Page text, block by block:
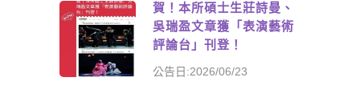
賀！本所碩士生莊詩曼、
吳瑞盈文章獲「表演藝術
評論台」刊登！
公告日:2026/06/23